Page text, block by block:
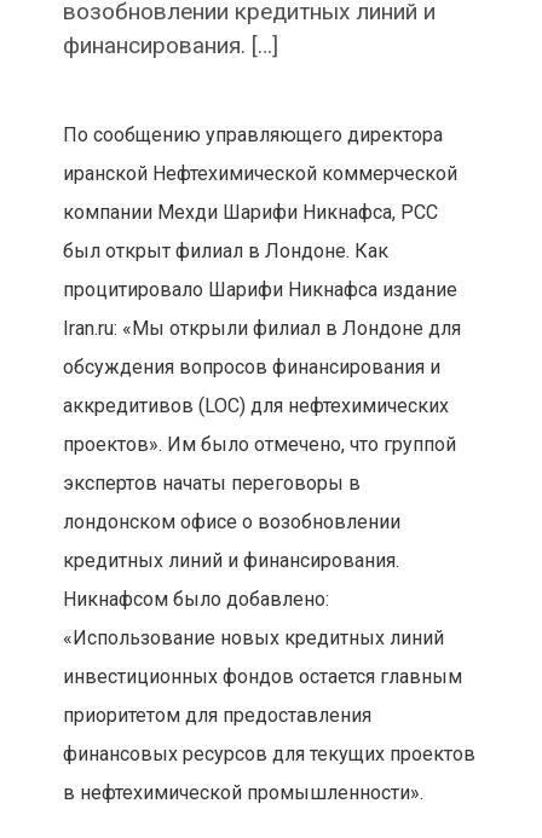
возобновлении кредитных линий и
финансирования. […]
По сообщению управляющего директора
иранской Нефтехимической коммерческой
компании Мехди Шарифи Никнафса, PCC
был открыт филиал в Лондоне. Как
процитировало Шарифи Никнафса издание
Iran.ru: «Мы открыли филиал в Лондоне для
обсуждения вопросов финансирования и
аккредитивов (LOC) для нефтехимических
проектов». Им было отмечено, что группой
экспертов начаты переговоры в
лондонском офисе о возобновлении
кредитных линий и финансирования.
Никнафсом было добавлено:
«Использование новых кредитных линий
инвестиционных фондов остается главным
приоритетом для предоставления
финансовых ресурсов для текущих проектов
в нефтехимической промышленности».